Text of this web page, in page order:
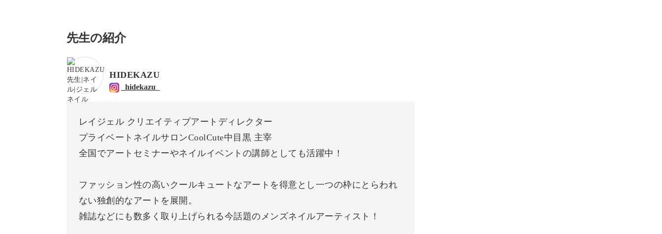
先生の紹介
HIDEKAZU
_hidekazu_
レイジェル クリエイティブアートディレクター
プライベートネイルサロンCoolCute中目黒 主宰
全国でアートセミナーやネイルイベントの講師としても活躍中！
ファッション性の高いクールキュートなアートを得意とし一つの枠にとらわれ
ない独創的なアートを展開。
雑誌などにも数多く取り上げられる今話題のメンズネイルアーティスト！